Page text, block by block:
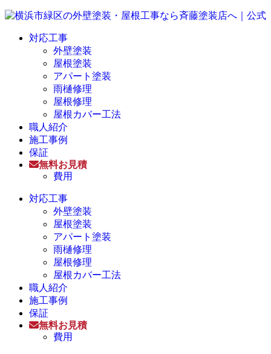
対応工事
外壁塗装
屋根塗装
アパート塗装
雨樋修理
屋根修理
屋根カバー工法
職人紹介
施工事例
保証
無料お見積
費用
対応工事
外壁塗装
屋根塗装
アパート塗装
雨樋修理
屋根修理
屋根カバー工法
職人紹介
施工事例
保証
無料お見積
費用